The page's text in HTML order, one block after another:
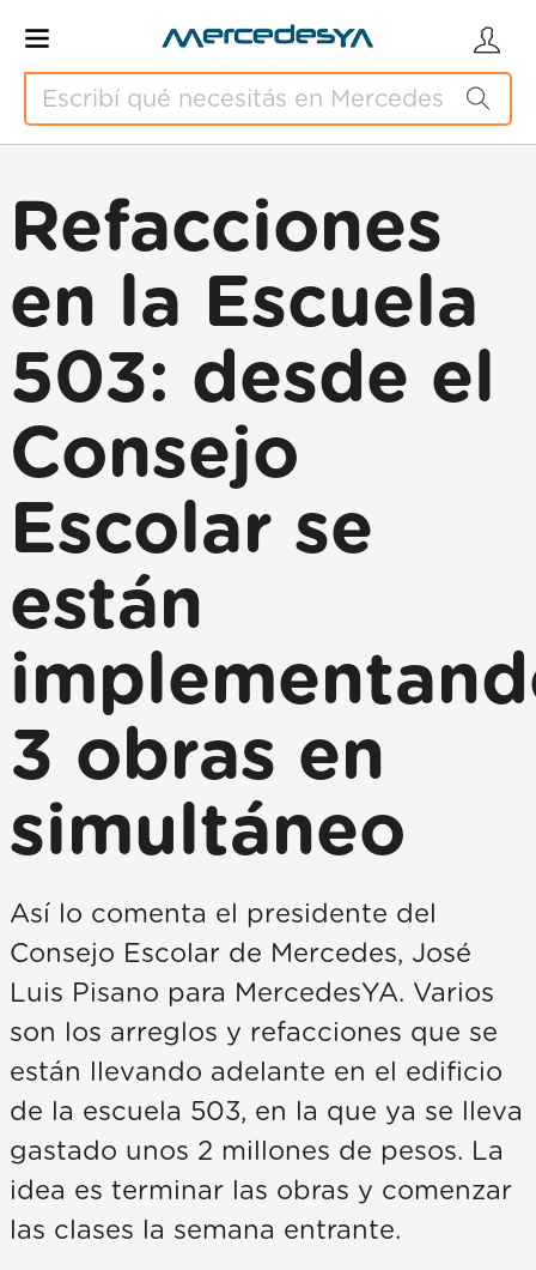
Refacciones
en la Escuela
503: desde el
Consejo
Escolar se
están
3 obras en
simultáneo
Así lo comenta el presidente del
Consejo Escolar de Mercedes, José
Luis Pisano para MercedesYA. Varios
son los arreglos y refacciones que se
están llevando adelante en el edificio
de la escuela 503, en la que ya se lleva
gastado unos 2 millones de pesos. La
idea es terminar las obras y comenzar
las clases la semana entrante.